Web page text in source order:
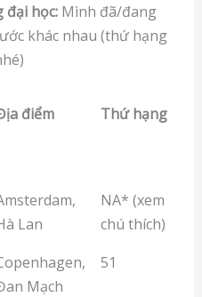
đại học:Mình đã/đang
khác nhau (thứ hạng
điểm Thứ hạng
Lan
NA* (xem
chú thích)
Mạch
51